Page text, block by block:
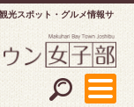
観光スポット・グルメ情報サ